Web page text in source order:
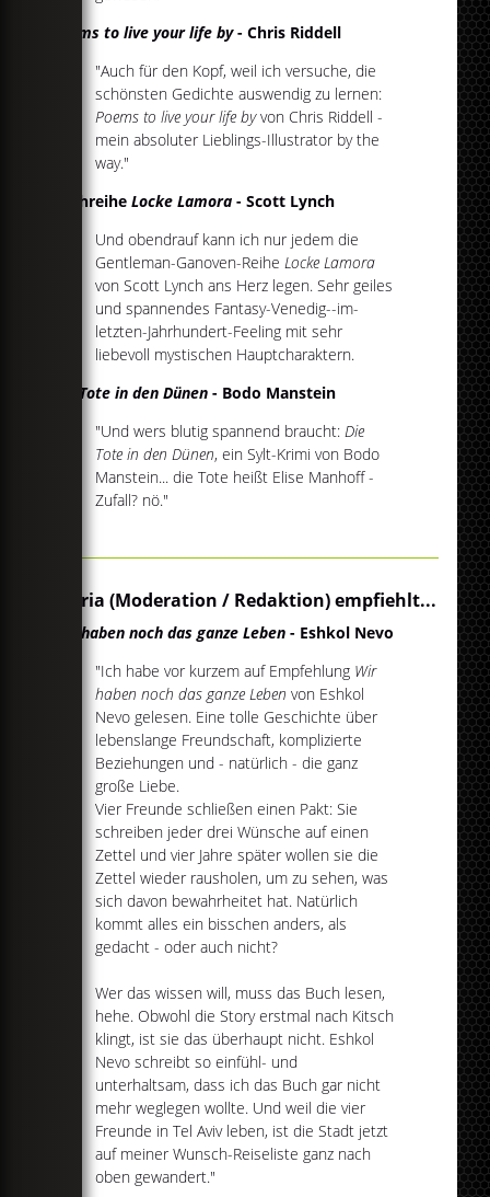
Poems to live your life by- Chris Riddell
"Auch für den Kopf, weil ich versuche, die
schönsten Gedichte auswendig zu lernen:
Poems to live your life byvon Chris Riddell -
mein absoluter Lieblings-Illustrator by the
way."
Buchreihe Locke Lamora - Scott Lynch
Und obendrauf kann ich nur jedem die
Gentleman-Ganoven-ReiheLocke Lamora
von Scott Lynch ans Herz legen. Sehr geiles
und spannendes Fantasy-Venedig--im-
letzten-Jahrhundert-Feeling mit sehr
liebevoll mystischen Hauptcharaktern.
Die Tote in den Dünen - Bodo Manstein
"Und wers blutig spannend braucht: Die
Tote in den Dünen, ein Sylt-Krimi von Bodo
Manstein... die Tote heißt Elise Manhoff -
Zufall? nö."
Gloria (Moderation / Redaktion) empfiehlt...
Wir haben noch das ganze Leben - Eshkol Nevo
"Ich habe vor kurzem auf Empfehlung Wir
haben noch das ganze Leben von Eshkol
Nevo gelesen. Eine tolle Geschichte über
lebenslange Freundschaft, komplizierte
Beziehungen und - natürlich - die ganz
große Liebe.
Vier Freunde schließen einen Pakt: Sie
schreiben jeder drei Wünsche auf einen
Zettel und vier Jahre später wollen sie die
Zettel wieder rausholen, um zu sehen, was
sich davon bewahrheitet hat. Natürlich
kommt alles ein bisschen anders, als
gedacht - oder auch nicht?
Wer das wissen will, muss das Buch lesen,
hehe. Obwohl die Story erstmal nach Kitsch
klingt, ist sie das überhaupt nicht. Eshkol
Nevo schreibt so einfühl- und
unterhaltsam, dass ich das Buch gar nicht
mehr weglegen wollte. Und weil die vier
Freunde in Tel Aviv leben, ist die Stadt jetzt
auf meiner Wunsch-Reiseliste ganz nach
oben gewandert."